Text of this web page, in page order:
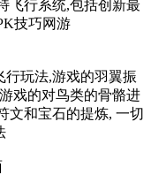
飞行系统,包括创新最
技巧网游
行玩法,游戏的羽翼振
戏的对鸟类的骨骼进
文和宝石的提炼, 一切